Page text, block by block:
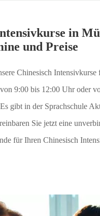
in
und Preise
Chinesisch
9:00 bis 12:00 Uhr oder
gibt in der Sprachschule
Sie jetzt eine
für Ihren Chinesisch